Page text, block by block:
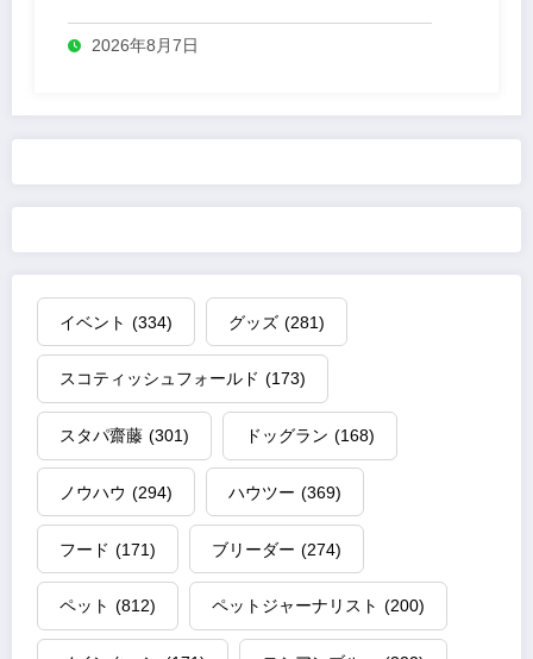
2026年8月7日
イベント (334) グッズ (281)
スコティッシュフォールド (173)
スタパ齋藤 (301) ドッグラン (168)
ノウハウ (294) ハウツー (369)
フード (171) ブリーダー (274)
ペット (812) ペットジャーナリスト (200)